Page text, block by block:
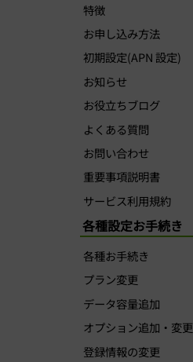
特徴
お申し込み方法
初期設定(APN 設定)
お知らせ
お役立ちブログ
よくある質問
お問い合わせ
重要事項説明書
サービス利用規約
各種設定お手続き
各種お手続き
プラン変更
データ容量追加
オプション追加・変更
登録情報の変更